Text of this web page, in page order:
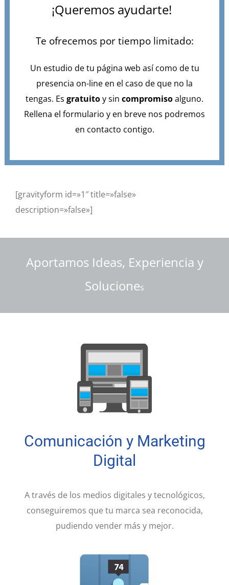
¡Queremos ayudarte!
Te ofrecemos por tiempo limitado:
Un estudio de tu página web así como de tu
presencia on-line en el caso de que no la
tengas. Es gratuitoy sin compromisoalguno.
Rellena el formulario y en breve nos podremos
en contacto contigo.
[gravityform id=»1″ title=»false»
description=»false»]
Aportamos Ideas, Experiencia y
Soluciones
Comunicación y Marketing
Digital
A través de los medios digitales y tecnológicos,
conseguiremos que tu marca sea reconocida,
pudiendo vender más y mejor.